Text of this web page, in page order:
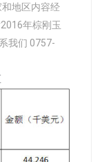
地区内容经
年棕刚玉
我们 0757-